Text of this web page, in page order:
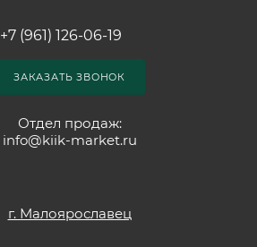
+7 (961) 126-06-19
ЗАКАЗАТЬ ЗВОНОК
Отдел продаж:
info@kiik-market.ru
г. Малоярославец